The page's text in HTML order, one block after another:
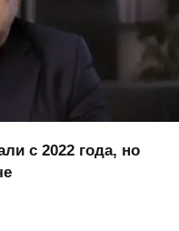
с 2022 года, но